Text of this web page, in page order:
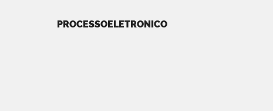
PROCESSOELETRONICO